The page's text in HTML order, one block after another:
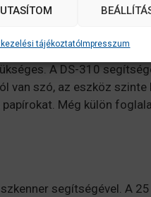
tájékoztatóImpresszum
A DS-310
szó, az eszköz
Még külön
segítségével. A